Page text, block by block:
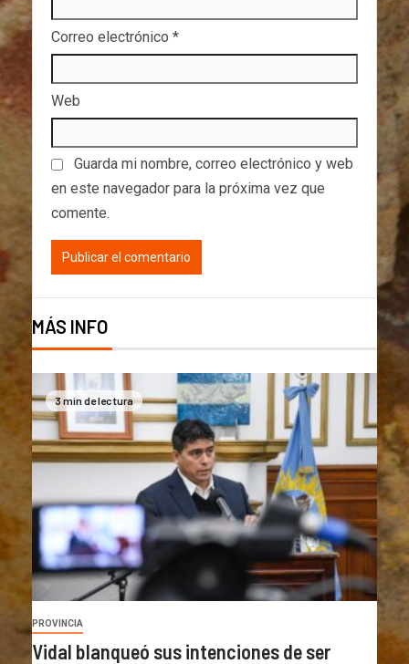
Correo electrónico *
Web
Guarda mi nombre, correo electrónico y web
en este navegador para la próxima vez que
comente.
MÁS INFO
3 min de lectura
PROVINCIA
Vidal blanqueó sus intenciones de ser